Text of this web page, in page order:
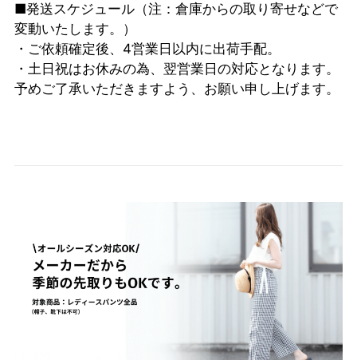
■発送スケジュール（注：倉庫からの取り寄せなどで
変動いたします。）
・ご依頼確定後、4営業日以内に出荷手配。
・土日祝はお休みの為、翌営業日の対応となります。
予めご了承いただきますよう、お願い申し上げます。